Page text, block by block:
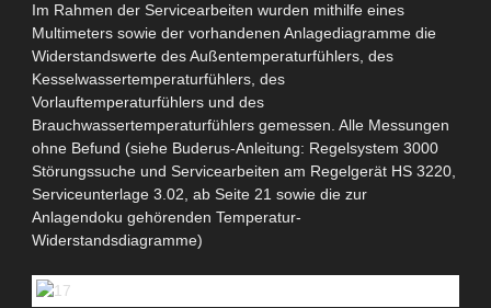
Im Rahmen der Servicearbeiten wurden mithilfeeines
Multimeters sowie der vorhandenen Anlagediagramme die
Widerstandswerte desAußentemperaturfühlers, des
Kesselwassertemperaturfühlers, des
Vorlauftemperaturfühlers und des
Brauchwassertemperaturfühlers gemessen. Alle Messungen
ohne Befund (siehe Buderus-Anleitung: Regelsystem 3000
Störungssuche und Servicearbeiten am Regelgerät HS3220,
Serviceunterlage 3.02, ab Seite 21 sowie die zur
Anlagendoku gehörenden Temperatur-
Widerstandsdiagramme)